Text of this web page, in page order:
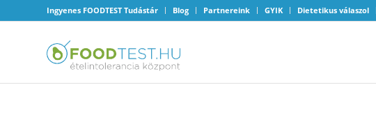
Ingyenes FOODTEST Tudástár Blog Partnereink GYIK Dietetikus válaszol